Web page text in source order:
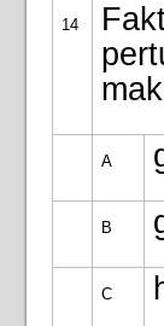
14
A
B
C